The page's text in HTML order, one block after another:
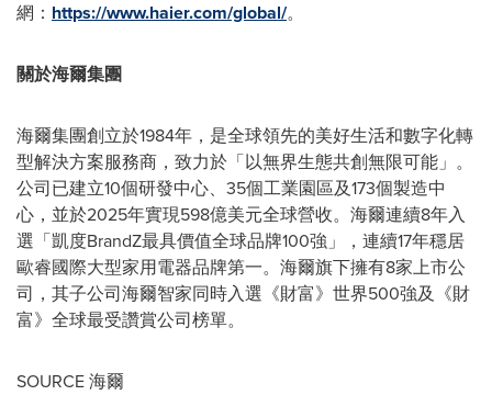
網： https://www.haier.com/global/。
關於海爾集團
海爾集團創立於1984年，是全球領先的美好生活和數字化轉
型解決方案服務商，致力於「以無界生態共創無限可能」。
公司已建立10個研發中心、35個工業園區及173個製造中
心，並於2025年實現598億美元全球營收。海爾連續8年入
選「凱度BrandZ最具價值全球品牌100強」，連續17年穩居
歐睿國際大型家用電器品牌第一。海爾旗下擁有8家上市公
司，其子公司海爾智家同時入選《財富》世界500強及《財
富》全球最受讚賞公司榜單。
SOURCE 海爾